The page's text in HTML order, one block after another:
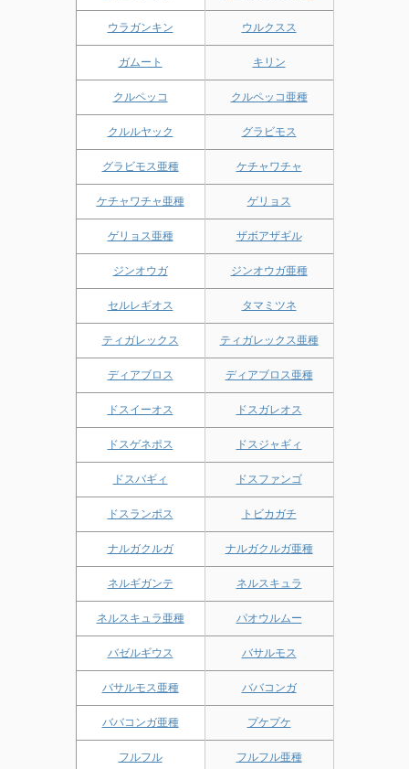
ウラガンキン ウルクスス
ガムート キリン
クルペッコ クルペッコ亜種
クルルヤック グラビモス
グラビモス亜種 ケチャワチャ
ケチャワチャ亜種 ゲリョス
ゲリョス亜種 ザボアザギル
ジンオウガ ジンオウガ亜種
セルレギオス タマミツネ
ティガレックス ティガレックス亜種
ディアブロス ディアブロス亜種
ドスイーオス ドスガレオス
ドスゲネポス ドスジャギィ
ドスバギィ ドスファンゴ
ドスランポス トビカガチ
ナルガクルガ ナルガクルガ亜種
ネルギガンテ ネルスキュラ
ネルスキュラ亜種 パオウルムー
バゼルギウス バサルモス
バサルモス亜種 ババコンガ
ババコンガ亜種 プケプケ
フルフル フルフル亜種